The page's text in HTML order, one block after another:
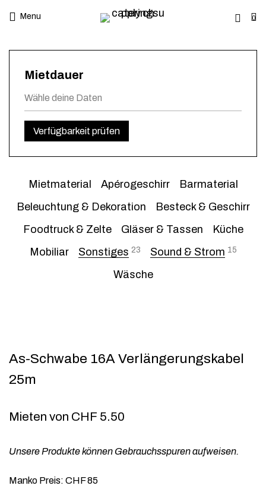
Menu 0
Mietdauer
Verfügbarkeit prüfen
Mietmaterial Apérogeschirr
Barmaterial
Beleuchtung & Dekoration
Besteck & Geschirr
Foodtruck & Zelte
Gläser & Tassen
Küche
Mobiliar
Sonstiges 23 Sound & Strom 15
Wäsche
As-Schwabe 16A Verlängerungskabel
25m
Mieten von CHF 5.50
Unsere Produkte können Gebrauchsspuren aufweisen.
Manko Preis: CHF 85